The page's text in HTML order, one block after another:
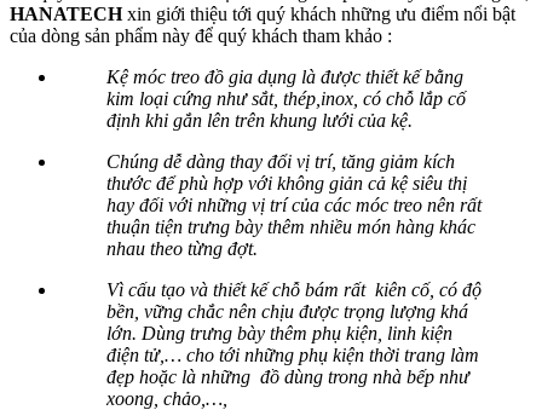
HANATECHxin giới thiệu tới quý khách những ưu điểm nổi bật
của dòng sản phẩm này để quý khách tham khảo :
Kệ móc treo đồ gia dụng là được thiết kế bằng
kim loại cứng như sắt, thép,inox, có chỗ lắp cố
định khi gắn lên trên khung lưới của kệ.
Chúng dễ dàng thay đổi vị trí, tăng giảm kích
thước để phù hợp với không giản cả kệ siêu thị
hay đối với những vị trí của các móc treo nên rất
thuận tiện trưng bày thêm nhiều món hàng khác
nhau theo từng đợt.
Vì cấu tạo và thiết kế chỗ bám rất kiên cố, có độ
bền, vững chắc nên chịu được trọng lượng khá
lớn. Dùng trưng bày thêm phụ kiện, linh kiện
điện tử,… cho tới những phụ kiện thời trang làm
đẹp hoặc là những đồ dùng trong nhà bếp như
xoong, chảo,…,